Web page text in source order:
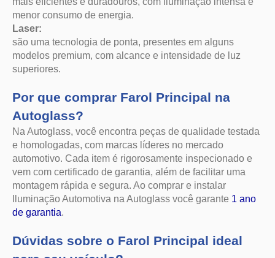
Por que comprar Farol Principal na
Autoglass?
Na Autoglass, você encontra peças de qualidade testada
e homologadas, com marcas líderes no mercado
automotivo. Cada item é rigorosamente inspecionado e
montagem rápida e segura. Ao comprar e instalar
Iluminação Automotiva na Autoglass você garante
de garantia.
Dúvidas sobre o Farol Principal ideal
para seu veículo?
Se você tem dúvidas sobre qual o Farol Principal é o
ideal para o seu carro, nossa equipe de atendimento está
à disposição para te ajudar. Com nossa experiência,
especificações do seu veículo, evitando